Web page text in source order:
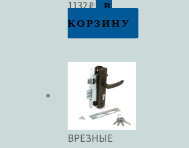
1132₽
В
КОРЗИНУ
ВРЕЗНЫЕ